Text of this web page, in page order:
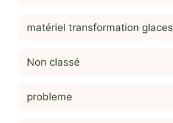
matériel transformation glaces
Non classé
probleme